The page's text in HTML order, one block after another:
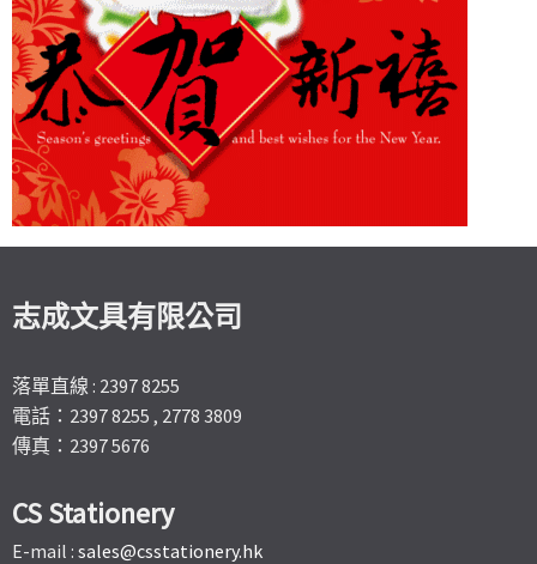
志成文具有限公司
落單直線 : 2397 8255
電話：2397 8255 , 2778 3809
傳真：2397 5676
CS Stationery
E-mail : sales@csstationery.hk